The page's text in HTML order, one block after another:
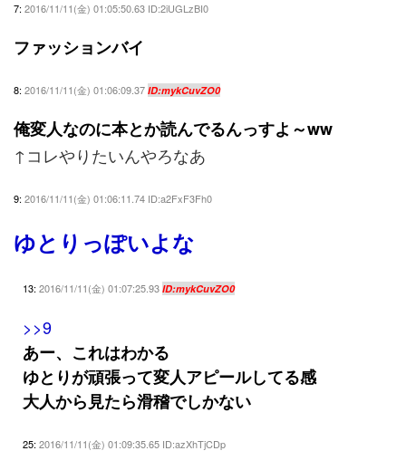
7: 2016/11/11(金) 01:05:50.63 ID:2iUGLzBI0
ファッションバイ
8: 2016/11/11(金) 01:06:09.37 ID:mykCuvZO0
俺変人なのに本とか読んでるんっすよ～ww
↑コレやりたいんやろなあ
9: 2016/11/11(金) 01:06:11.74 ID:a2FxF3Fh0
ゆとりっぽいよな
13: 2016/11/11(金) 01:07:25.93 ID:mykCuvZO0
>>9
あー、これはわかる
ゆとりが頑張って変人アピールしてる感
大人から見たら滑稽でしかない
25: 2016/11/11(金) 01:09:35.65 ID:azXhTjCDp